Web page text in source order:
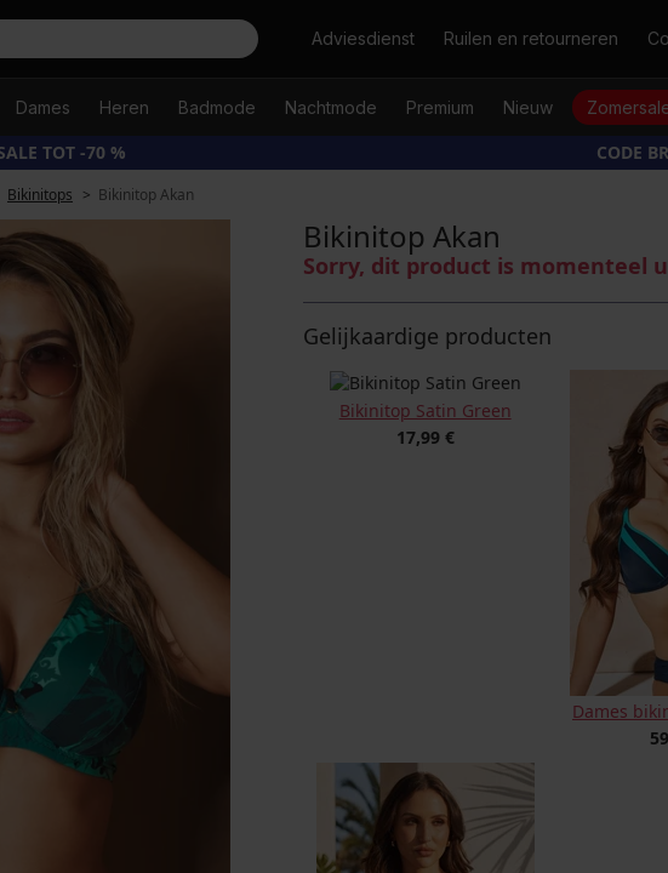
ZoekenAdviesdienst Ruilen en retourneren
Dames Heren Badmode Nachtmode Premium Nieuw
TOT -70 % CODE
Bikinitops Bikinitop Akan
Bikinitop Akan
Sorry, dit product is momenteel
Gelijkaardige producten
Bikinitop Satin Green
17,99 €
Dames